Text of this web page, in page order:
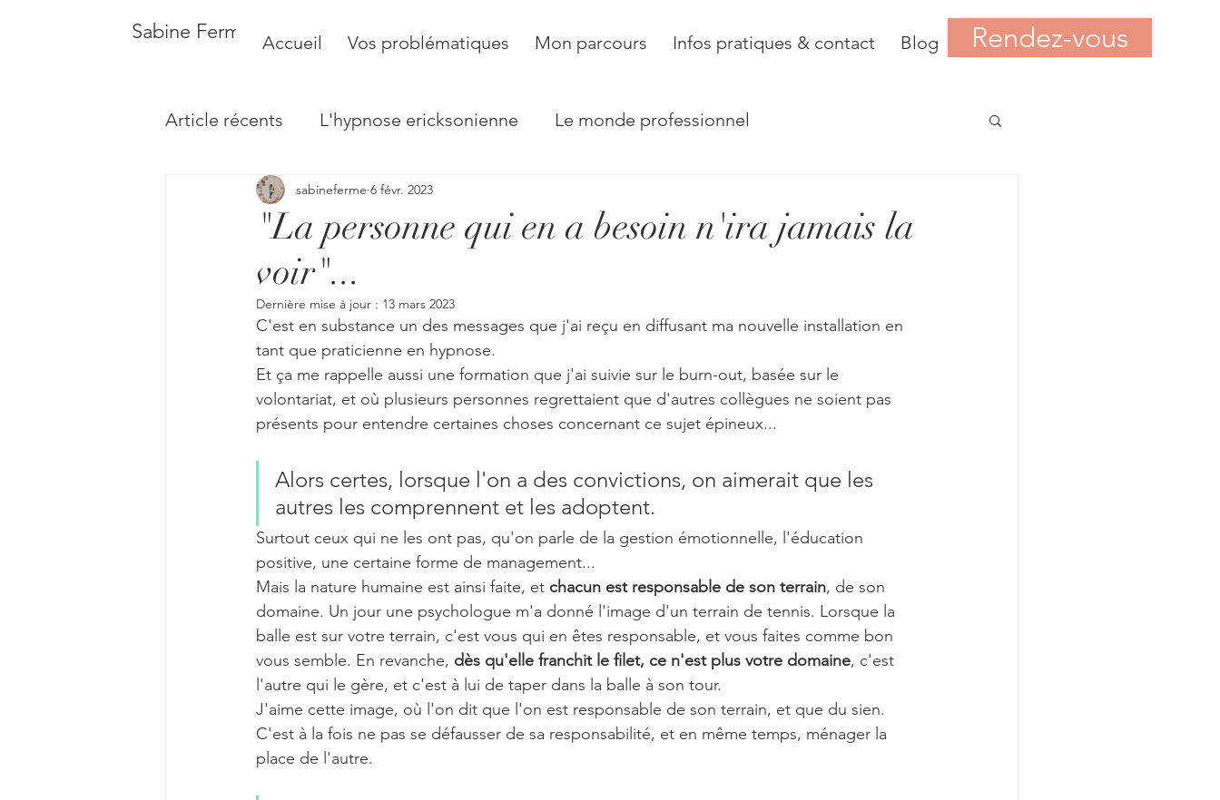
Sabine Fermé - Psychologue - Hypnothérapeute
Accueil Vos problématiques Mon parcours Infos pratiques & contact Blog Rendez-vous
Article récents L'hypnose ericksonienne Le monde professionnel
Relations aux autres et à l'autre
"La personne qui en a besoin n'ira jamais la
voir"...
sabineferme 6 févr. 2023
Dernière mise à jour : 13 mars 2023
C'est en substance un des messages que j'ai reçu en diffusant ma nouvelle installation en
tant que praticienne en hypnose.
Et ça me rappelle aussi une formation que j'ai suivie sur le burn-out, basée sur le
volontariat, et où plusieurs personnes regrettaient que d'autres collègues ne soient pas
présents pour entendre certaines choses concernant ce sujet épineux...
Alors certes, lorsque l'on a des convictions, on aimerait que les
autres les comprennent et les adoptent.
Surtout ceux qui ne les ont pas, qu'on parle de la gestion émotionnelle, l'éducation
positive, une certaine forme de management...
Mais la nature humaine est ainsi faite, et chacun est responsable de son terrain, de son
domaine. Un jour une psychologue m'a donné l'image d'un terrain de tennis. Lorsque la
balle est sur votre terrain, c'est vous qui en êtes responsable, et vous faites comme bon
vous semble. En revanche, dès qu'elle franchit le filet, ce n'est plus votre domaine, c'est
l'autre qui le gère, et c'est à lui de taper dans la balle à son tour.
J'aime cette image, où l'on dit que l'on est responsable de son terrain, et que du sien.
C'est à la fois ne pas se défausser de sa responsabilité, et en même temps, ménager la
place de l'autre.